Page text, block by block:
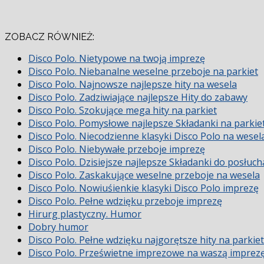
ZOBACZ RÓWNIEŻ:
Disco Polo. Nietypowe na twoją imprezę
Disco Polo. Niebanalne weselne przeboje na parkiet
Disco Polo. Najnowsze najlepsze hity na wesela
Disco Polo. Zadziwiające najlepsze Hity do zabawy
Disco Polo. Szokujące mega hity na parkiet
Disco Polo. Pomysłowe najlepsze Składanki na
Disco Polo. Niecodzienne klasyki Disco Polo na
Disco Polo. Niebywałe przeboje imprezę
Disco Polo. Dzisiejsze najlepsze Składanki do
Disco Polo. Zaskakujące weselne przeboje na wesela
Disco Polo. Nowiuśienkie klasyki Disco Polo imprezę
Disco Polo. Pełne wdzięku przeboje imprezę
Hirurg plastyczny. Humor
Dobry humor
Disco Polo. Pełne wdzięku najgorętsze hity na parkiet
Disco Polo. Prześwietne imprezowe na waszą